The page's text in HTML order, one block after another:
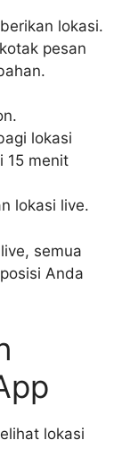
lokasi.
pesan
lokasi
15 menit
lokasi live.
semua
Anda
lokasi